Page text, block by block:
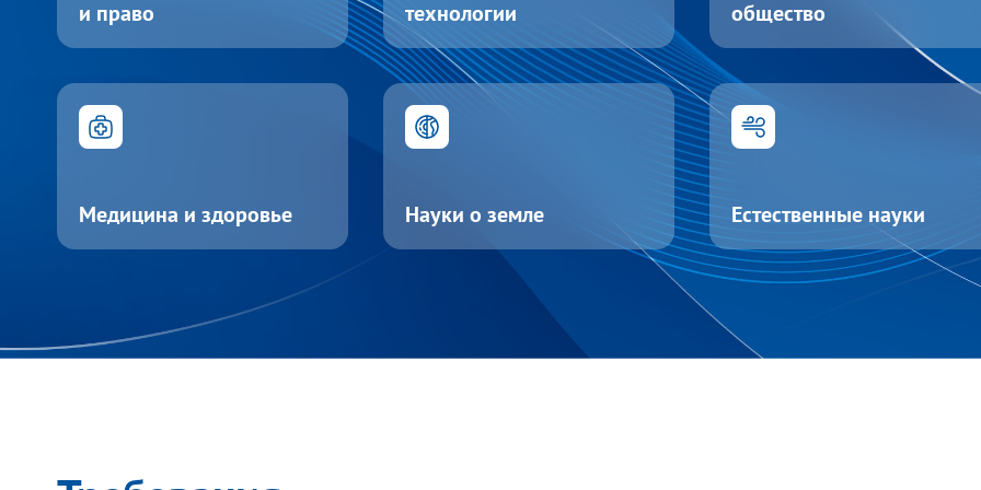
и право
технологии
общество
Медицина и здоровье Науки о земле Естественные науки